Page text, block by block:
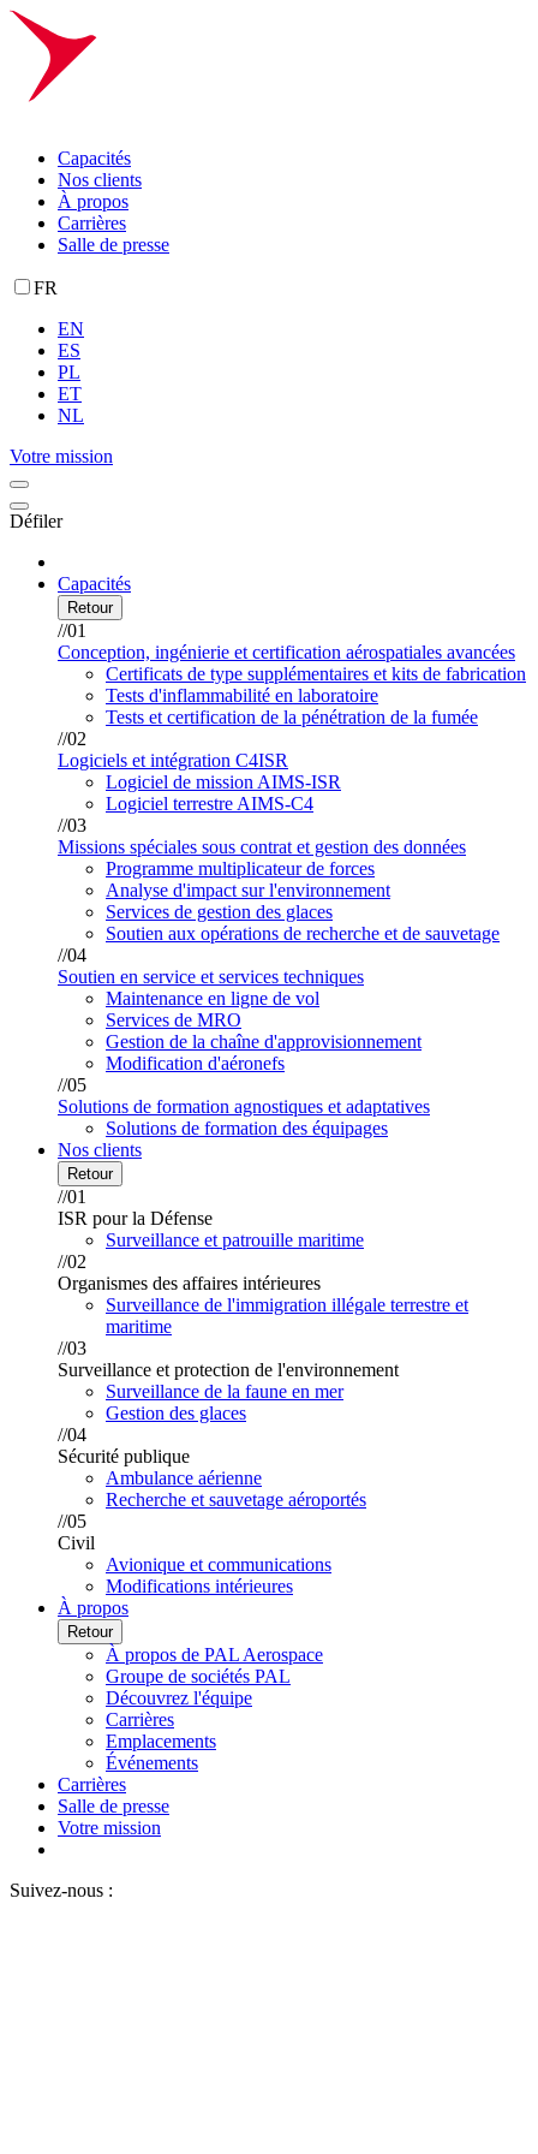
Capacités
Nos clients
À propos
Carrières
Salle de presse
FR
EN
ES
PL
ET
NL
Votre mission
Défiler
Capacités
Retour
//01
Conception, ingénierie et certification aérospatiales avancées
Certificats de type supplémentaires et kits de fabrication
Tests d'inflammabilité en laboratoire
Tests et certification de la pénétration de la fumée
//02
Logiciels et intégration C4ISR
Logiciel de mission AIMS-ISR
Logiciel terrestre AIMS-C4
//03
Missions spéciales sous contrat et gestion des données
Programme multiplicateur de forces
Analyse d'impact sur l'environnement
Services de gestion des glaces
Soutien aux opérations de recherche et de sauvetage
//04
Soutien en service et services techniques
Maintenance en ligne de vol
Services de MRO
Gestion de la chaîne d'approvisionnement
Modification d'aéronefs
//05
Solutions de formation agnostiques et adaptatives
Solutions de formation des équipages
Nos clients
Retour
//01
ISR pour la Défense
Surveillance et patrouille maritime
//02
Organismes des affaires intérieures
Surveillance de l'immigration illégale terrestre et
maritime
//03
Surveillance et protection de l'environnement
Surveillance de la faune en mer
Gestion des glaces
//04
Sécurité publique
Ambulance aérienne
Recherche et sauvetage aéroportés
//05
Civil
Avionique et communications
Modifications intérieures
À propos
Retour
À propos de PAL Aerospace
Groupe de sociétés PAL
Découvrez l'équipe
Carrières
Emplacements
Événements
Carrières
Salle de presse
Votre mission
Suivez-nous :